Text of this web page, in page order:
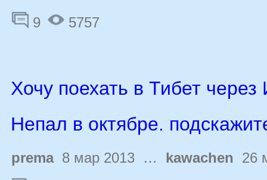
9
5757
Хочу поехать в Тибет
Непал в октябре.
prema8 мар 2013 … kawachen 26